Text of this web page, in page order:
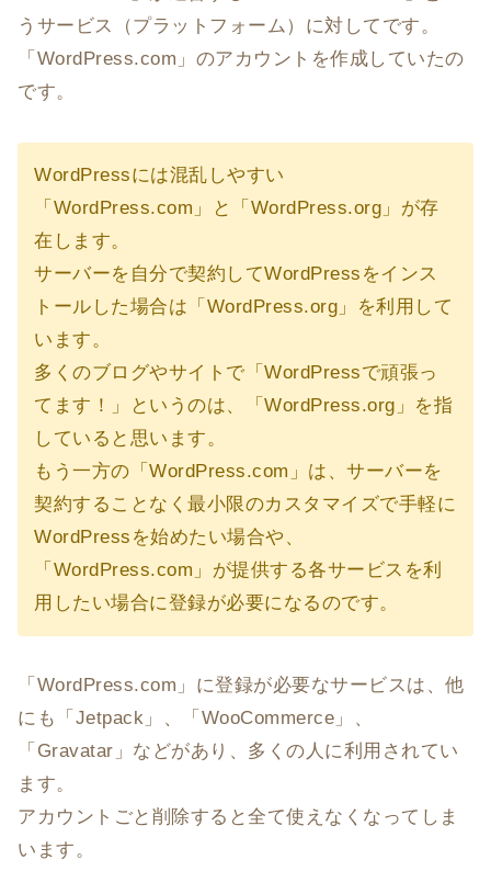
うサービス（プラットフォーム）に対してです。
「WordPress.com」のアカウントを作成していたの
です。
WordPressには混乱しやすい
「WordPress.com」と「WordPress.org」が存
在します。
サーバーを自分で契約してWordPressをインス
トールした場合は「WordPress.org」を利用して
います。
多くのブログやサイトで「WordPressで頑張っ
てます！」というのは、「WordPress.org」を指
していると思います。
もう一方の「WordPress.com」は、サーバーを
契約することなく最小限のカスタマイズで手軽に
WordPressを始めたい場合や、
「WordPress.com」が提供する各サービスを利
用したい場合に登録が必要になるのです。
「WordPress.com」に登録が必要なサービスは、他
にも「Jetpack」、「WooCommerce」、
「Gravatar」などがあり、多くの人に利用されてい
ます。
アカウントごと削除すると全て使えなくなってしま
います。